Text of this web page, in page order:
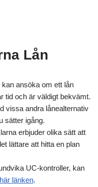
Lån
ansöka om ett lån
tid och är väldigt bekvämt.
vissa andra lånealternativ
sätter igång.
erbjuder olika sätt att
lättare att hitta en plan
UC-kontroller, kan
länken.